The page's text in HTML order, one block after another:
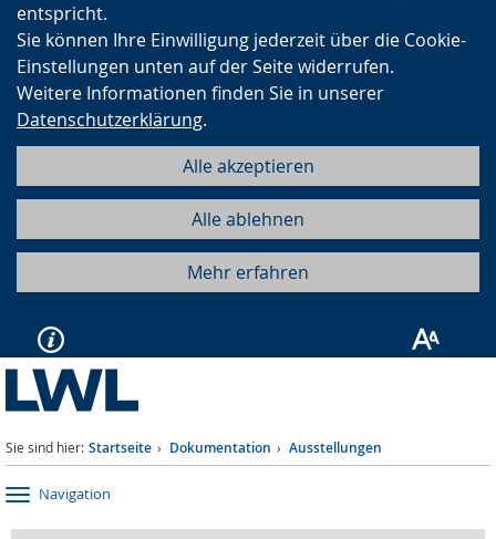
entspricht.
Sie können Ihre Einwilligung jederzeit über die Cookie-
Einstellungen unten auf der Seite widerrufen.
Weitere Informationen finden Sie in unserer
Datenschutzerklärung.
Alle akzeptieren
Alle ablehnen
Mehr erfahren
Sie sind hier: Startseite Dokumentation Ausstellungen
Navigation